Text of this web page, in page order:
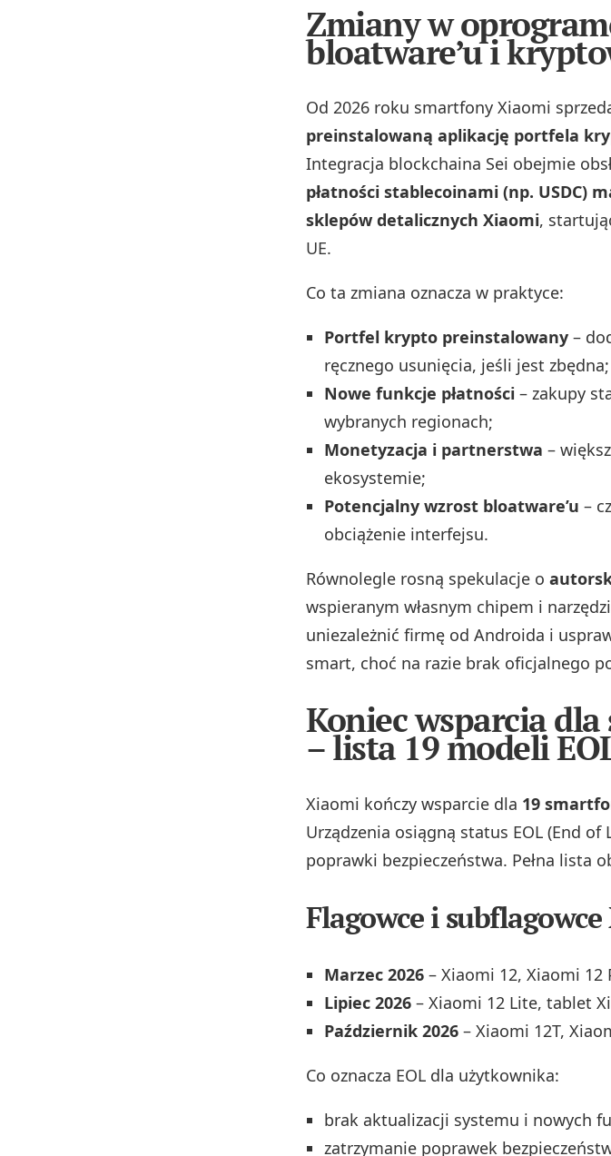
Zmiany w
bloatware’u i
Od 2026 roku smartfony Xiaomi
preinstalowaną aplikację portfela
Integracja blockchaina Sei obejmie
płatności stablecoinami (np. USDC)
sklepów detalicznych Xiaomi,
UE.
Co ta zmiana oznacza w praktyce:
Portfel krypto preinstalowany –
ręcznego usunięcia, jeśli jest zbędna;
Nowe funkcje płatności – zakupy
wybranych regionach;
Monetyzacja i partnerstwa –
ekosystemie;
Potencjalny wzrost bloatware’u –
obciążenie interfejsu.
Równolegle rosną spekulacje o
wspieranym własnym chipem i
uniezależnić firmę od Androida i
smart, choć na razie brak oficjalnego
Koniec wsparcia
– lista 19 modeli
Xiaomi kończy wsparcie dla 19
Urządzenia osiągną status EOL (End
poprawki bezpieczeństwa. Pełna lista
Flagowce i
Marzec 2026 – Xiaomi 12, Xiaomi 12
Lipiec 2026 – Xiaomi 12 Lite, tablet
Październik 2026 – Xiaomi 12T,
Co oznacza EOL dla użytkownika:
brak aktualizacji systemu i nowych
zatrzymanie poprawek